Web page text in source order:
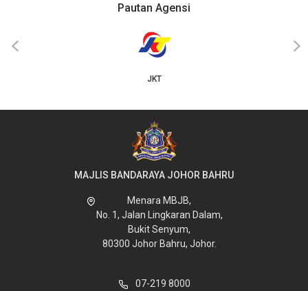
Pautan Agensi
JKT
‹ ›
MAJLIS BANDARAYA JOHOR BAHRU
Menara MBJB,
No. 1, Jalan Lingkaran Dalam,
Bukit Senyum,
80300 Johor Bahru, Johor.
07-219 8000